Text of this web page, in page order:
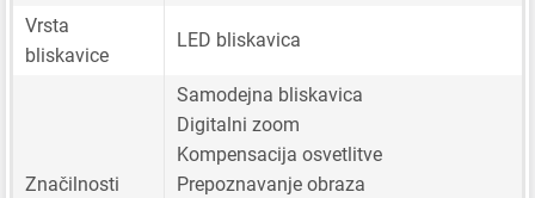
Vrsta
bliskavice
LED bliskavica
Značilnosti
Samodejna bliskavica
Digitalni zoom
Kompensacija osvetlitve
Prepoznavanje obraza